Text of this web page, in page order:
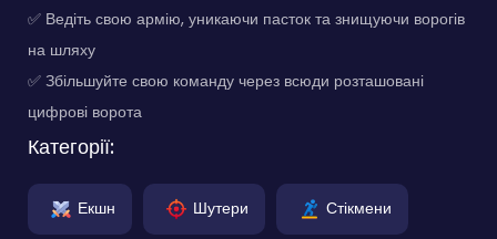
✅ Ведіть свою армію, уникаючи пасток та знищуючи ворогів
на шляху
✅ Збільшуйте свою команду через всюди розташовані
цифрові ворота
Категорії:
Екшн Шутери Стікмени